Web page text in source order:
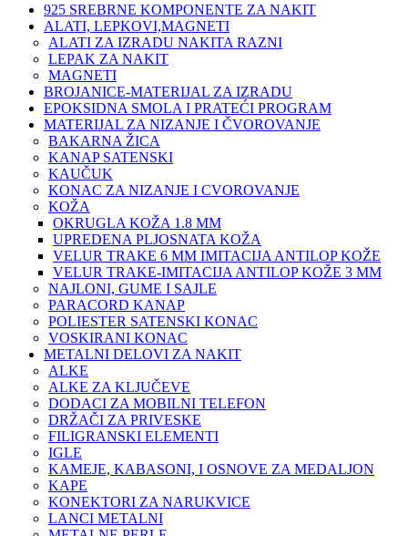
925 SREBRNE KOMPONENTE ZA NAKIT
ALATI, LEPKOVI,MAGNETI
ALATI ZA IZRADU NAKITA RAZNI
LEPAK ZA NAKIT
MAGNETI
BROJANICE-MATERIJAL ZA IZRADU
EPOKSIDNA SMOLA I PRATEĆI PROGRAM
MATERIJAL ZA NIZANJE I ČVOROVANJE
BAKARNA ŽICA
KANAP SATENSKI
KAUČUK
KONAC ZA NIZANJE I CVOROVANJE
KOŽA
OKRUGLA KOŽA 1.8 MM
UPREDENA PLJOSNATA KOŽA
VELUR TRAKE 6 MM IMITACIJA ANTILOP KOŽE
VELUR TRAKE-IMITACIJA ANTILOP KOŽE 3 MM
NAJLONI, GUME I SAJLE
PARACORD KANAP
POLIESTER SATENSKI KONAC
VOSKIRANI KONAC
METALNI DELOVI ZA NAKIT
ALKE
ALKE ZA KLJUČEVE
DODACI ZA MOBILNI TELEFON
DRŽAČI ZA PRIVESKE
FILIGRANSKI ELEMENTI
IGLE
KAMEJE, KABASONI, I OSNOVE ZA MEDALJON
KAPE
KONEKTORI ZA NARUKVICE
LANCI METALNI